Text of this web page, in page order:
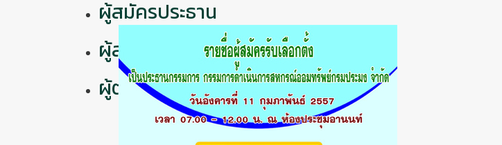
ผู้สมัครประธาน
ผู้สมัครกรรมการ
ผู้ตรวจสอบกิจการ